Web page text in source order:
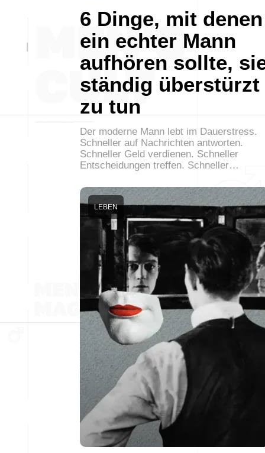
6 Dinge, mit denen
ein echter Mann
aufhören sollte,
ständig überstürzt
zu tun
Der moderne Mann lebt im Dauerstress.
Schneller auf Nachrichten antworten.
Schneller Geld verdienen. Schneller
Entscheidungen treffen. Schneller…
LEBEN